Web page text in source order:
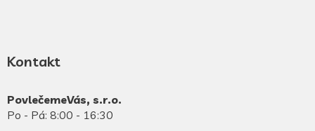
Kontakt
PovlečemeVás, s.r.o.
Po - Pá: 8:00 - 16:30